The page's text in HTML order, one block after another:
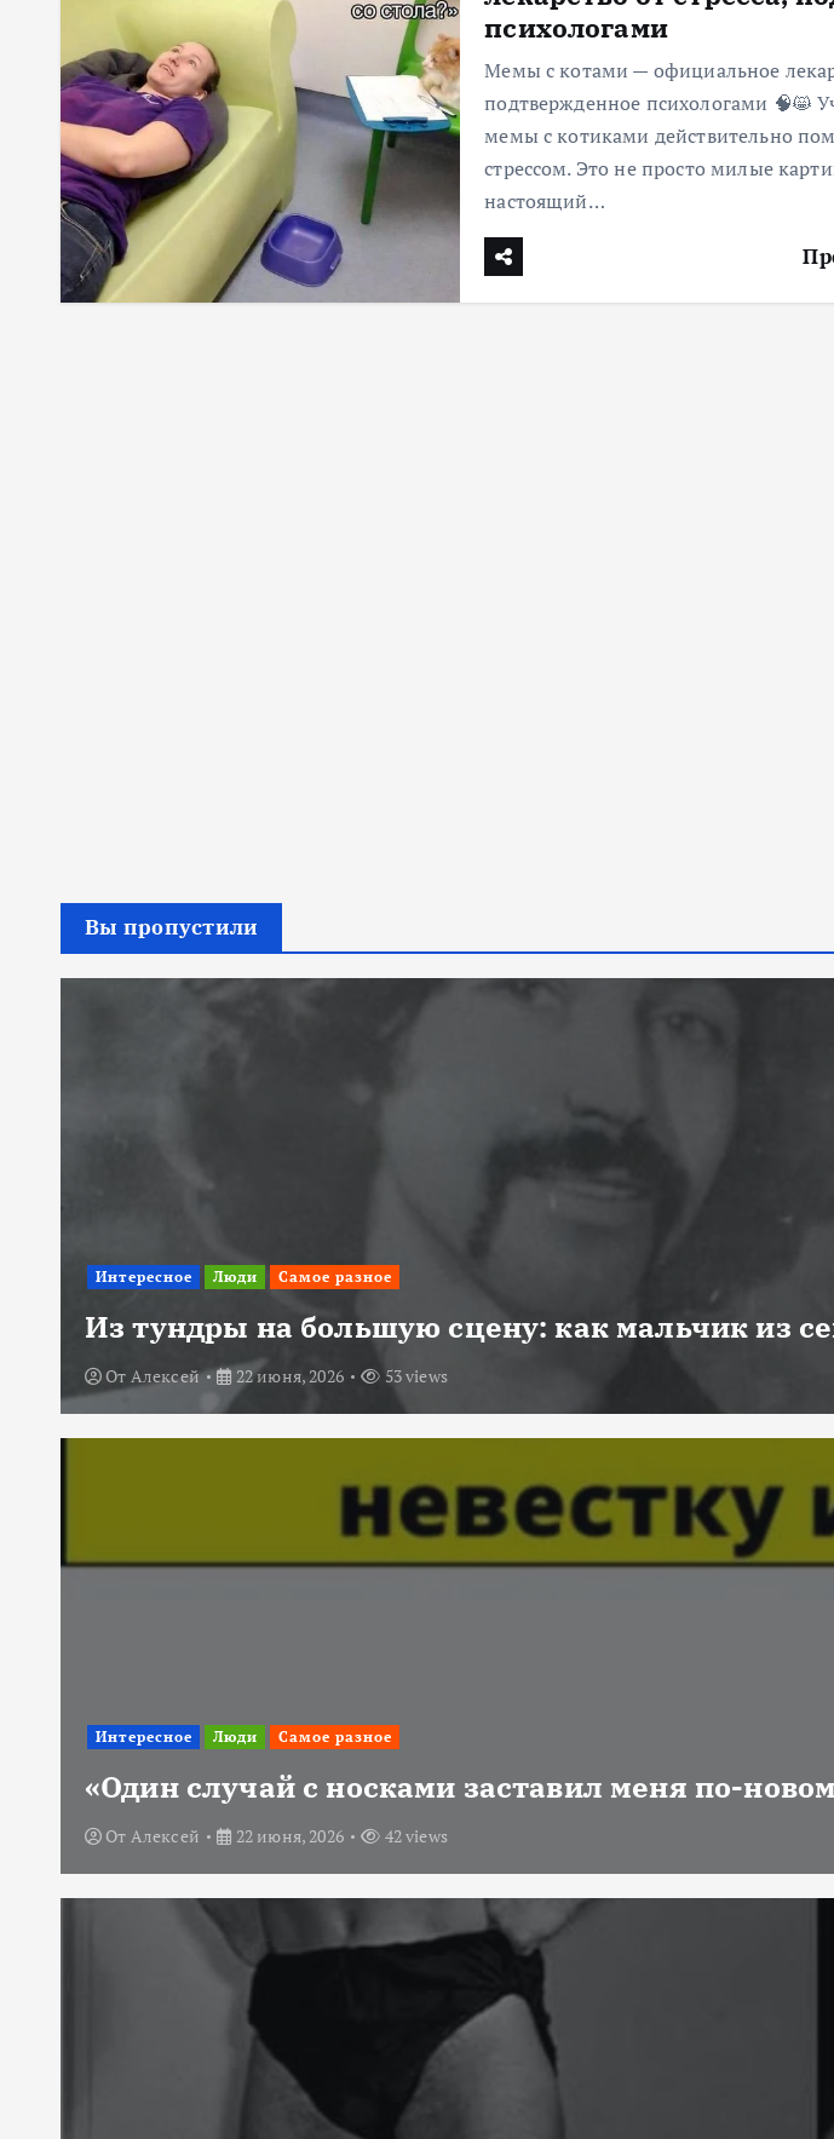
психологами
Мемы с котами — официальное
подтвержденное психологами 🧠😸
мемы с котиками действительно
стрессом. Это не просто милые
настоящий…
Вы пропустили
Интересное Люди Самое разное
Из тундры на большую сцену: как мальчик из
От Алексей 22 июня, 2026 53 views
Интересное Люди Самое разное
«Один случай с носками заставил меня по-
От Алексей 22 июня, 2026 42 views